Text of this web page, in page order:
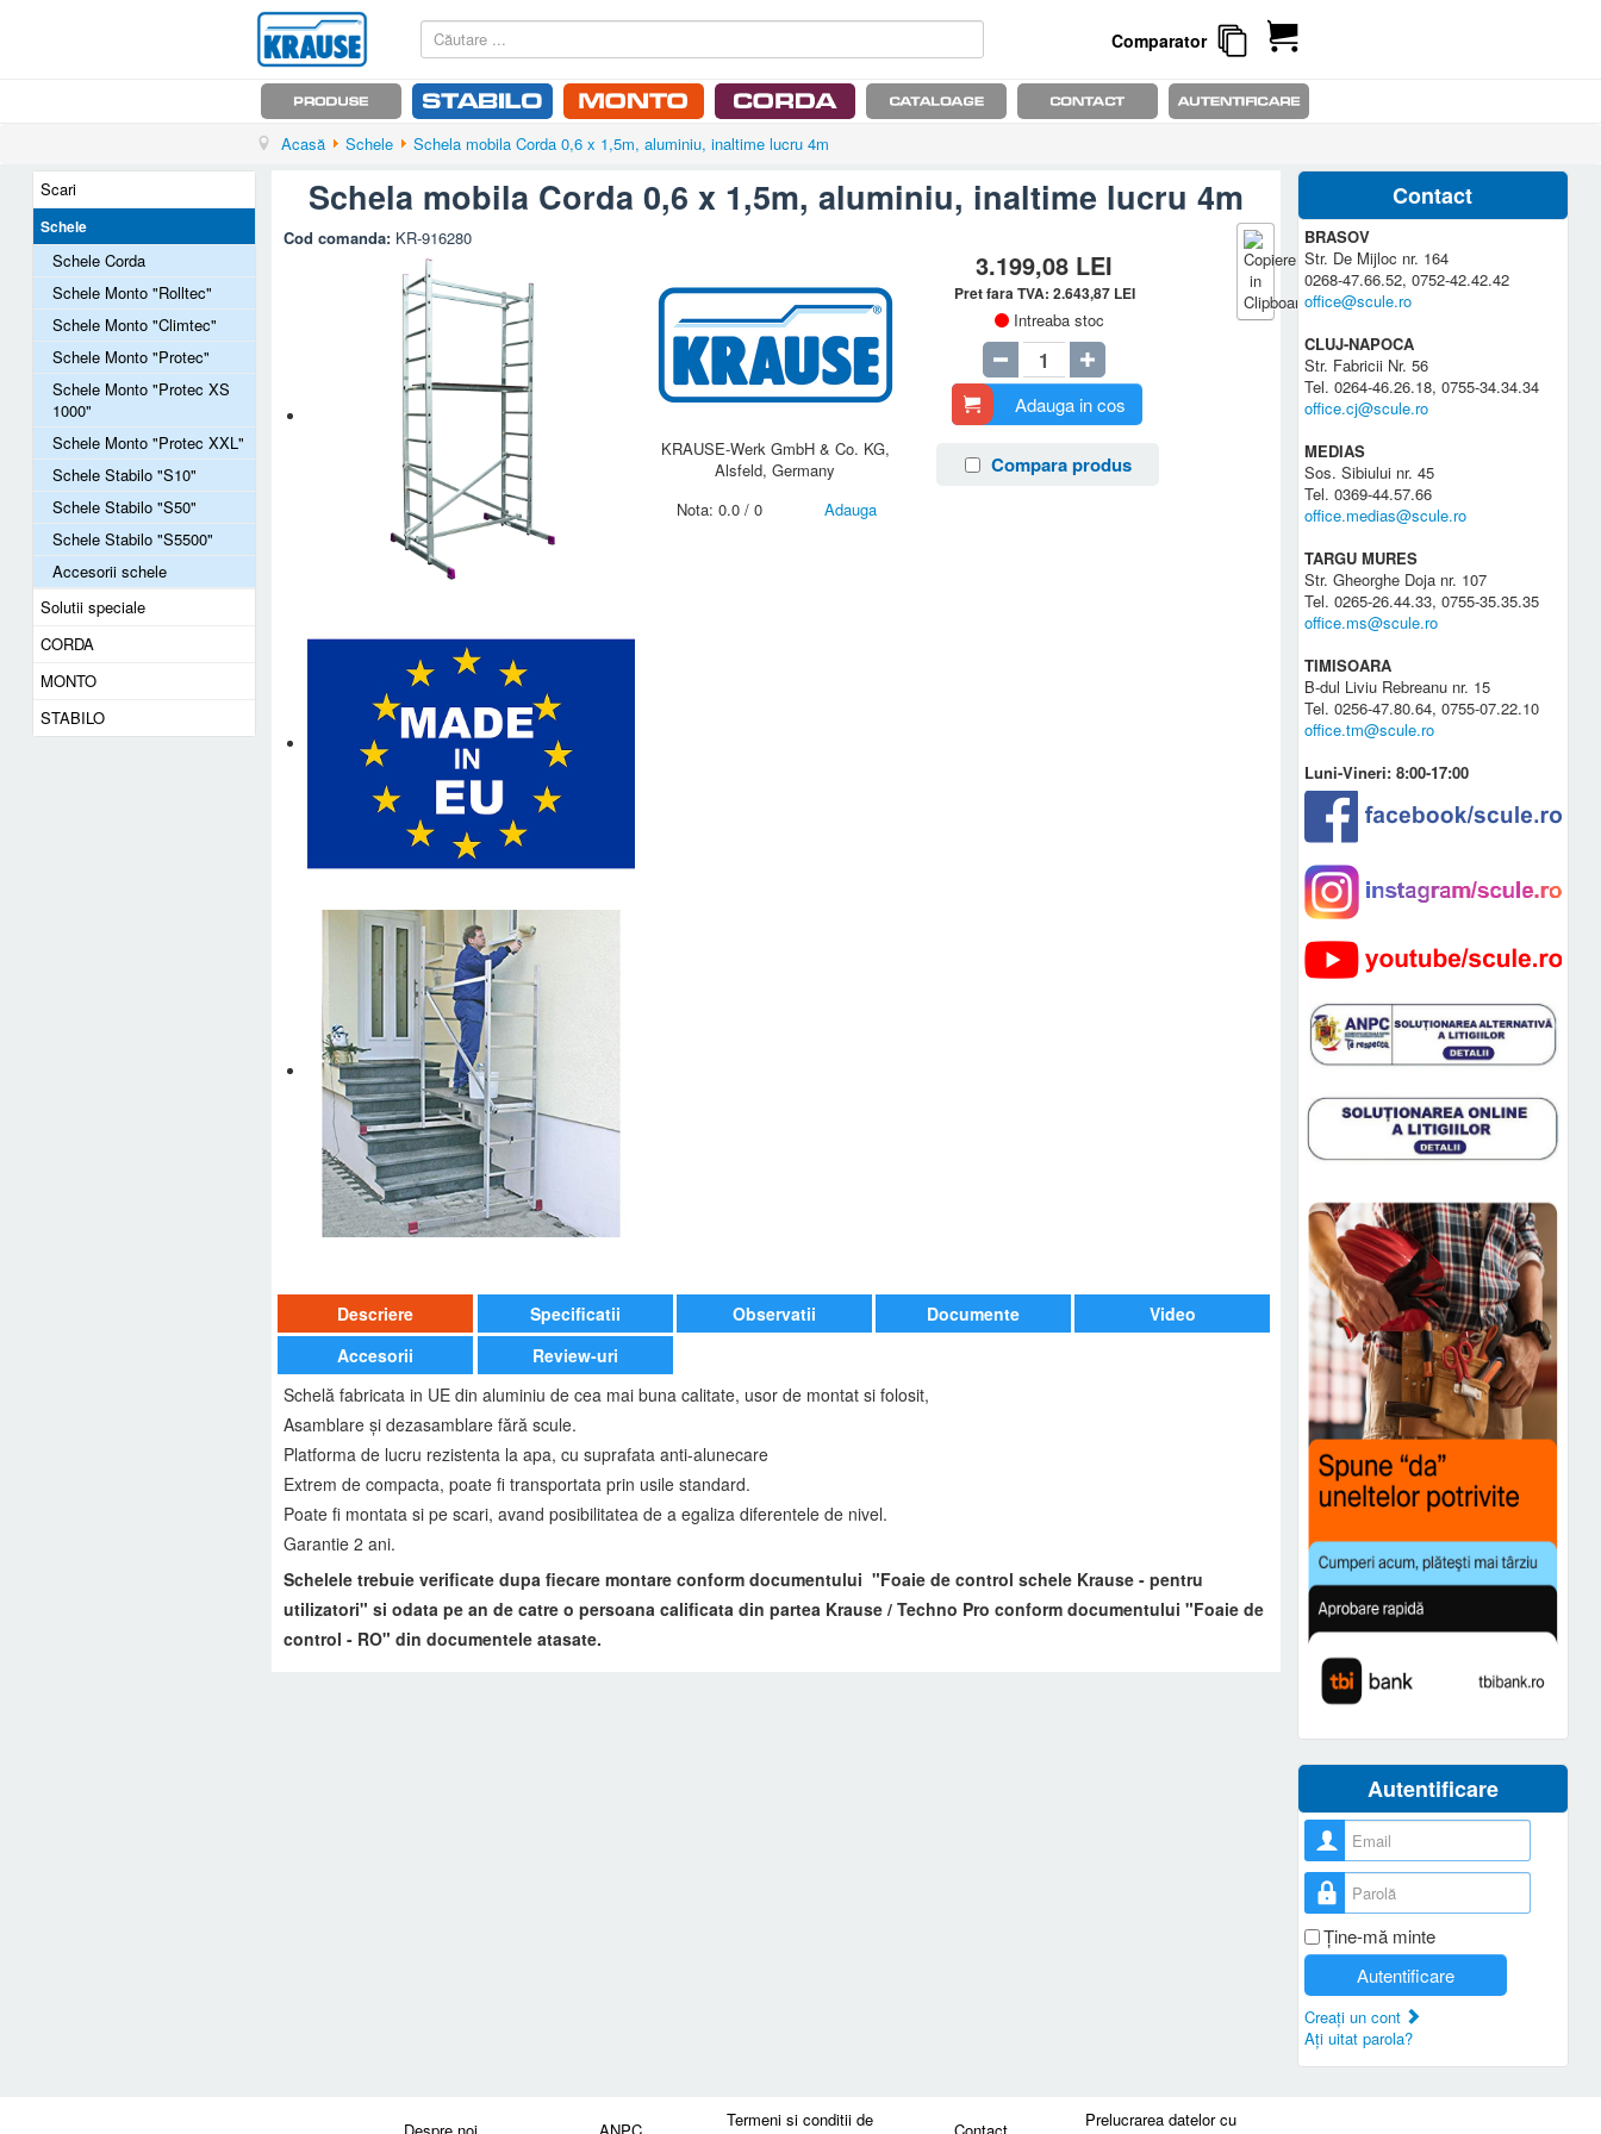
Comparator
Acasă Schele
Schela mobila Corda 0,6 x 1,5m, aluminiu, inaltime lucru 4m
Scari
Schele
Schele Corda
Schele Monto "Rolltec"
Schele Monto "Climtec"
Schele Monto "Protec"
Schele Monto "Protec XS
1000"
Schele Monto "Protec XXL"
Schele Stabilo "S10"
Schele Stabilo "S50"
Schele Stabilo "S5500"
Accesorii schele
Solutii speciale
CORDA
MONTO
STABILO
Schela mobila Corda 0,6 x 1,5m, aluminiu, inaltime lucru 4m
Cod comanda: KR-916280
KRAUSE-Werk GmbH & Co. KG,
Alsfeld, Germany
Nota:0.0/ 0 Adauga
3.199,08 LEI
Pret fara TVA: 2.643,87 LEI
Intreaba stoc
Adauga in cos
Compara produs
Descriere
Schelă fabricata in UE din aluminiu de cea mai buna calitate, usor de montat si folosit,
Asamblare și dezasamblare fără scule.
Platforma de lucru rezistenta la apa, cu suprafata anti-alunecare
Extrem de compacta, poate fi transportata prin usile standard.
Poate fi montata si pe scari, avand posibilitatea de a egaliza diferentele de nivel.
Garantie 2 ani.
Schelele trebuie verificate dupa fiecare montare conform documentului "Foaie de control schele Krause - pentru
utilizatori" si odata pe an de catre o persoana calificata din partea Krause / Techno Pro conform documentului "Foaie de
control - RO" din documentele atasate.
Specificatii Observatii Documente
Video
Accesorii
Review-uri
Contact
BRASOV
Str. De Mijloc nr. 164
0268-47.66.52, 0752-42.42.42
office@scule.ro
CLUJ-NAPOCA
Str. Fabricii Nr. 56
Tel. 0264-46.26.18, 0755-34.34.34
office.cj@scule.ro
MEDIAS
Sos. Sibiului nr. 45
Tel. 0369-44.57.66
office.medias@scule.ro
TARGU MURES
Str. Gheorghe Doja nr. 107
Tel. 0265-26.44.33, 0755-35.35.35
office.ms@scule.ro
TIMISOARA
B-dul Liviu Rebreanu nr. 15
Tel. 0256-47.80.64, 0755-07.22.10
office.tm@scule.ro
Luni-Vineri: 8:00-17:00
Autentificare
Nume utilizator
Parolă
Ţine-mă minte
Autentificare
Creaţi un cont
Aţi uitat parola?
Termeni si conditii de
Prelucrarea datelor cu